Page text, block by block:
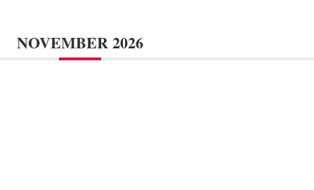
NOVEMBER 2026